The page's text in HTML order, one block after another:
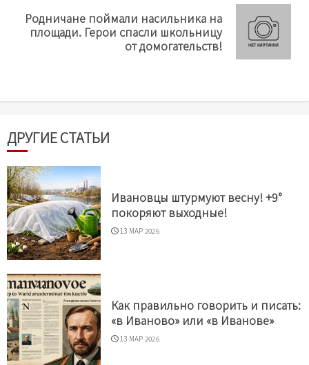
Next
Родничане поймали насильника на
площади. Герои спасли школьницу
от домогательств!
ДРУГИЕ СТАТЬИ
Ивановцы штурмуют весну! +9°
покоряют выходные!
13 МАР 2026
Как правильно говорить и писать:
«в Иваново» или «в Иванове»
13 МАР 2026